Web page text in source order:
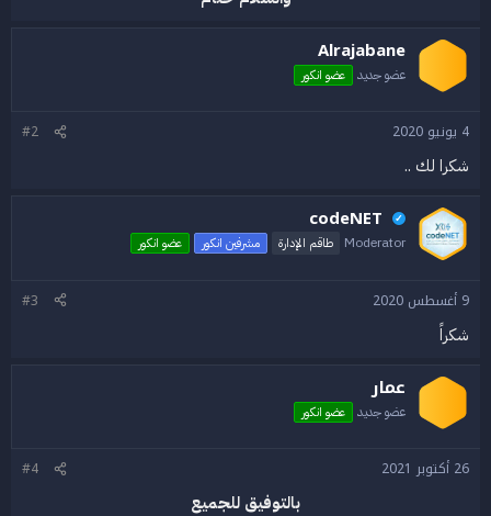
Alrajabane
عضو جديد عضو انكور
4 يونيو 2020
#2
شكرا لك ..
codeNET ✓
Moderator طاقم الإدارة مشرفين انكور عضو انكور
9 أغسطس 2020
#3
شكراً
عمار
عضو جديد عضو انكور
26 أكتوبر 2021
#4
بالتوفيق للجميع